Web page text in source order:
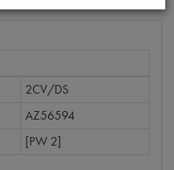
2CV/DS
AZ56594
[PW 2]